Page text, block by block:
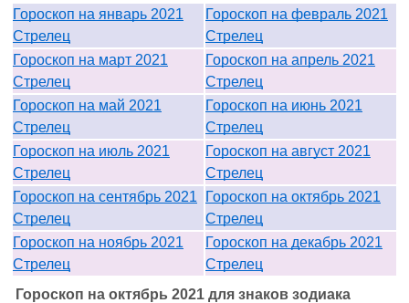
Гороскоп на январь 2021
Стрелец
Гороскоп на февраль 2021
Стрелец
Гороскоп на март 2021
Стрелец
Гороскоп на апрель 2021
Стрелец
Гороскоп на май 2021
Стрелец
Гороскоп на июнь 2021
Стрелец
Гороскоп на июль 2021
Стрелец
Гороскоп на август 2021
Стрелец
Гороскоп на сентябрь 2021
Стрелец
Гороскоп на октябрь 2021
Стрелец
Гороскоп на ноябрь 2021
Стрелец
Гороскоп на декабрь 2021
Стрелец
Гороскоп на октябрь 2021 для знаков зодиака